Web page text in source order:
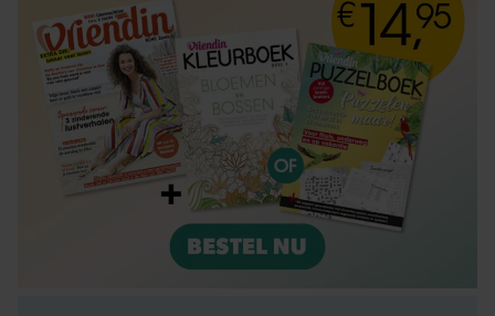
partners kunnen deze gegevens combineren met andere
informatie die u aan ze heeft verstrekt of die ze hebben
verzameld op basis van uw gebruik van hun services. U
gaat akkoord met onze cookies als u onze website blijft
gebruiken.